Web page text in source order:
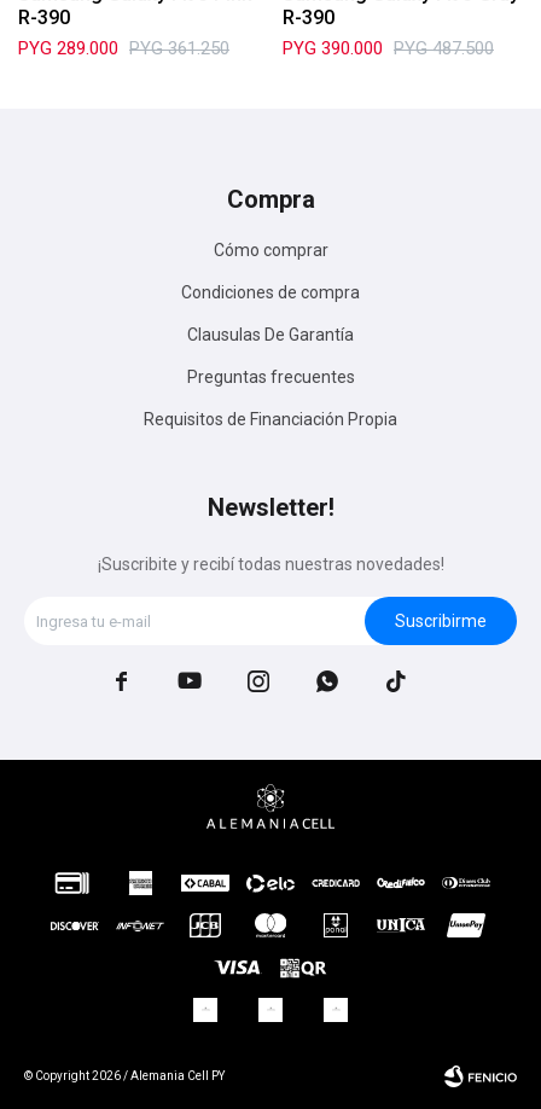
R-390
PYG 289.000 PYG 361.250
R-390
PYG 390.000 PYG 487.500
Compra
Cómo comprar
Condiciones de compra
Clausulas De Garantía
Preguntas frecuentes
Requisitos de Financiación Propia
Newsletter!
¡Suscribite y recibí todas nuestras novedades!
Suscribirme
    
© Copyright 2026 / Alemania Cell PY